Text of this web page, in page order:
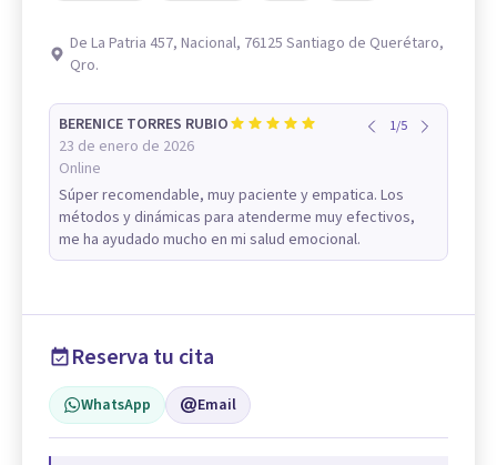
De La Patria 457, Nacional, 76125 Santiago de Querétaro,
Qro.
BERENICE TORRES RUBIO
23 de enero de 2026
Online
1/5
Súper recomendable, muy paciente y empatica. Los
métodos y dinámicas para atenderme muy efectivos,
me ha ayudado mucho en mi salud emocional.
Reserva tu cita
WhatsApp Email